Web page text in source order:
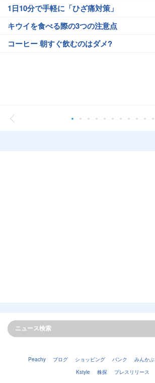
1日10分で手軽に「ひざ痛対策」
キウイを食べる際の3つの注意点
コーヒー 朝すぐ飲むのはダメ?
Peachy ブログ ショッピング バンク みんかぶ
Kstyle
株探 プレスリリース